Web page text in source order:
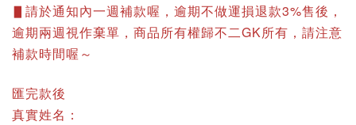
▋請於通知內一週補款喔，逾期不做運損退款3%售後，
逾期兩週視作棄單，商品所有權歸不二GK所有，請注意
補款時間喔～
匯完款後
真實姓名：